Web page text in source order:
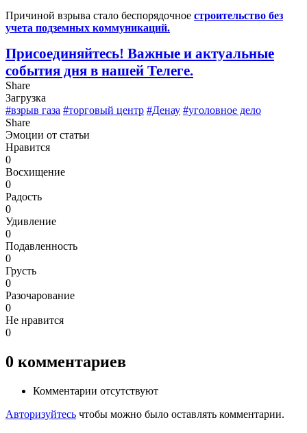
Причиной взрыва стало беспорядочное строительство без
учета подземных коммуникаций.
Присоединяйтесь! Важные и актуальные
события дня в нашей Телеге.
Share
Загрузка
#взрыв газа #торговый центр #Денау #уголовное дело
Share
Эмоции от статьи
Нравится
0
Восхищение
0
Радость
0
Удивление
0
Подавленность
0
Грусть
0
Разочарование
0
Не нравится
0
0 комментариев
Комментарии отсутствуют
Авторизуйтесь чтобы можно было оставлять комментарии.